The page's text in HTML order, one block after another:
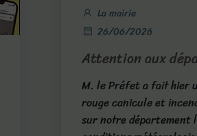
La mairie
26/06/2026
Attention aux
M. le Préfet a fait hier
rouge canicule et
sur notre département